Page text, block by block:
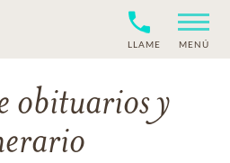
LLAME MENÚ
obituarios y